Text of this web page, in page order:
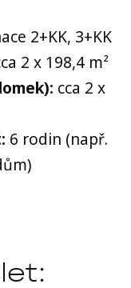
2+KK, 3+KK
2 x 198,4 m²
cca 2 x
6 rodin (např.